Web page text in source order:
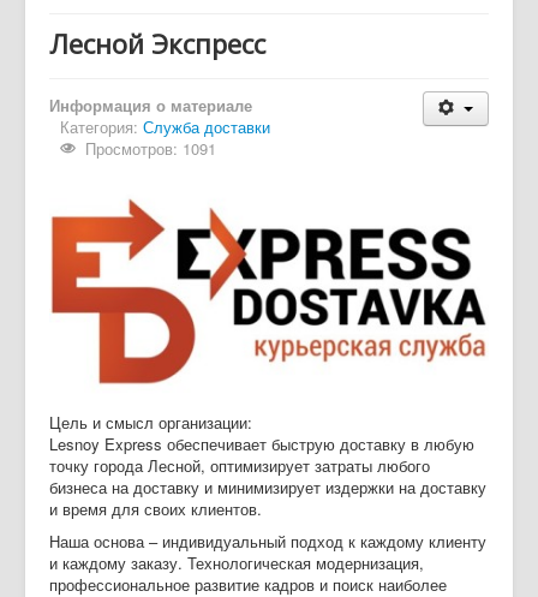
Афиша
Такси
Дайджест СМИ
Объявления
Лесной Экспресс
Информация о материале
Категория: Служба доставки
Просмотров: 1091
Цель и смысл организации:
Lesnoy Express обеспечивает быструю доставку в любую
точку города Лесной, оптимизирует затраты любого
бизнеса на доставку и минимизирует издержки на доставку
и время для своих клиентов.
Наша основа – индивидуальный подход к каждому клиенту
и каждому заказу. Технологическая модернизация,
профессиональное развитие кадров и поиск наиболее